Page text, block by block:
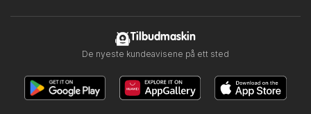
Tilbudmaskin
De nyeste kundeavisene på ett sted